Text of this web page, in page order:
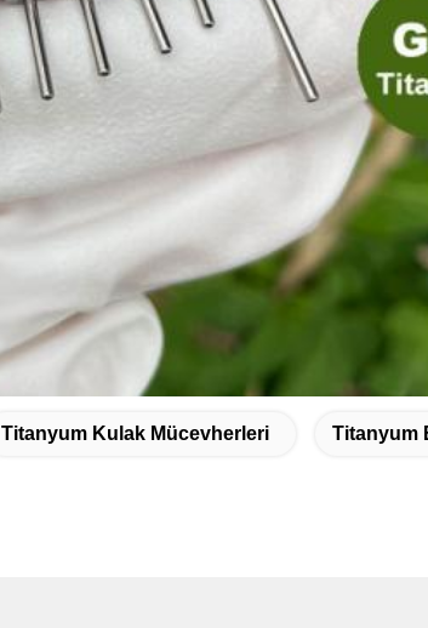
Titanyum Kulak Mücevherleri Titanyum